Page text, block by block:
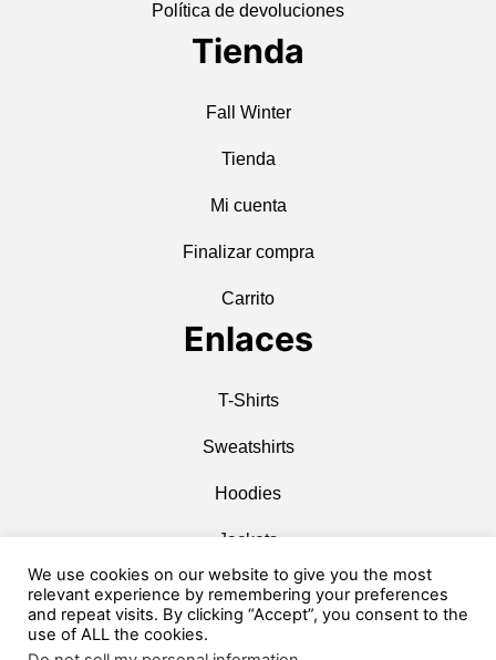
Enlaces
T-Shirts
Sweatshirts
Hoodies
Jackets
Caps & Hats
Accessories
Tienda
Fall Winter
Tienda
Mi cuenta
Finalizar compra
Carrito
Política de devoluciones
We use cookies on our website to give you the most
relevant experience by remembering your preferences
and repeat visits. By clicking “Accept”, you consent to the
use of ALL the cookies.